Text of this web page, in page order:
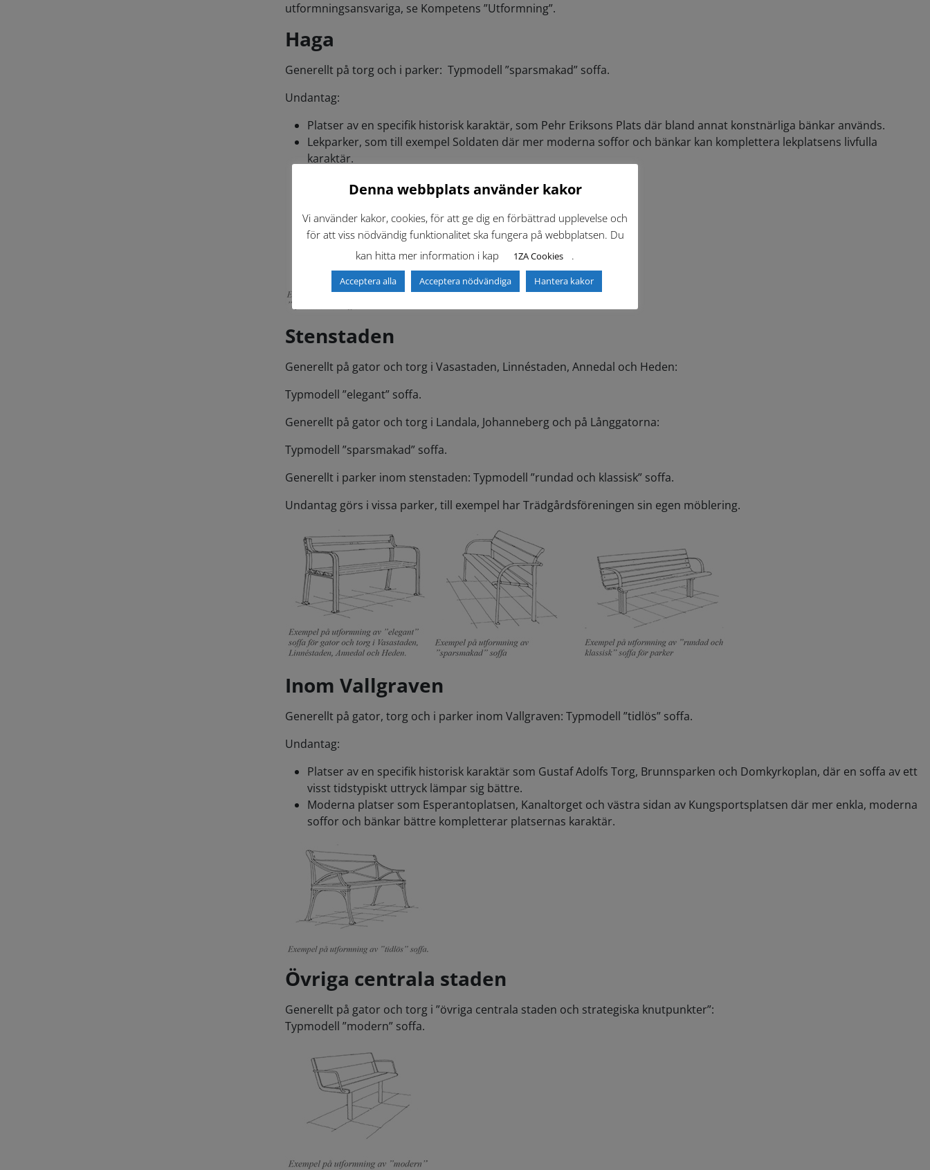
utformningsansvariga, se Kompetens ”Utformning”.
Haga
Generellt på torg och i parker: Typmodell ”sparsmakad” soffa.
Undantag:
Platser av en specifik historisk karaktär, som Pehr Eriksons Plats där bland annat konstnärliga bänkar används.
Lekparker, som till exempel Soldaten där mer moderna soffor och bänkar kan komplettera lekplatsens livfulla
karaktär.
Stenstaden
Generellt på gator och torg i Vasastaden, Linnéstaden, Annedal och Heden:
Typmodell ”elegant” soffa.
Generellt på gator och torg i Landala, Johanneberg och på Långgatorna:
Typmodell ”sparsmakad” soffa.
Generellt i parker inom stenstaden: Typmodell ”rundad och klassisk” soffa.
Undantag görs i vissa parker, till exempel har Trädgårdsföreningen sin egen möblering.
Inom Vallgraven
Generellt på gator, torg och i parker inom Vallgraven: Typmodell ”tidlös” soffa.
Undantag:
Platser av en specifik historisk karaktär som Gustaf Adolfs Torg, Brunnsparken och Domkyrkoplan, där en soffa av ett
visst tidstypiskt uttryck lämpar sig bättre.
Moderna platser som Esperantoplatsen, Kanaltorget och västra sidan av Kungsportsplatsen där mer enkla, moderna
soffor och bänkar bättre kompletterar platsernas karaktär.
Övriga centrala staden
Generellt på gator och torg i ”övriga centrala staden och strategiska knutpunkter”:
Typmodell ”modern” soffa.
Denna webbplats använder kakor
Vi använder kakor, cookies, för att ge dig en förbättrad upplevelse och
för att viss nödvändig funktionalitet ska fungera på webbplatsen. Du
kan hitta mer information i kap
1ZA Cookies .
Acceptera alla Acceptera nödvändiga Hantera kakor